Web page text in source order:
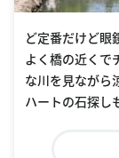
ど定番だけど眼
よく橋の近くで
な川を見ながら
ハートの石探し